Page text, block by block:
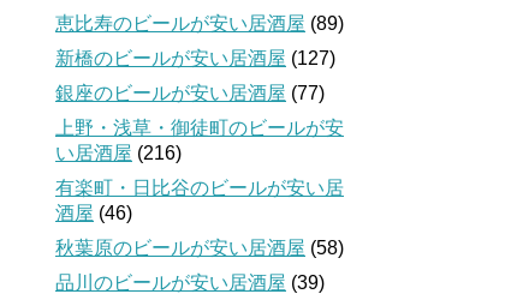
恵比寿のビールが安い居酒屋 (89)
新橋のビールが安い居酒屋 (127)
銀座のビールが安い居酒屋 (77)
上野・浅草・御徒町のビールが安
い居酒屋 (216)
有楽町・日比谷のビールが安い居
酒屋 (46)
秋葉原のビールが安い居酒屋 (58)
品川のビールが安い居酒屋 (39)